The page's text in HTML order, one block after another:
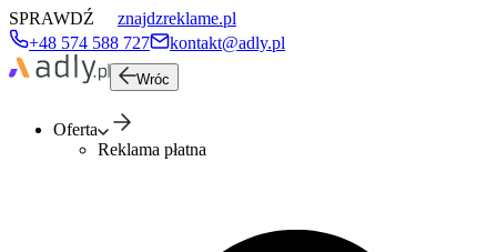
SPRAWDŹ
znajdzreklame.pl
+48 574 588 727
kontakt@adly.pl
Wróc
Oferta
Reklama płatna